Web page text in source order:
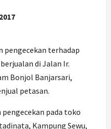
pengecekan terhadap
di Jalan Ir.
Bonjol Banjarsari,
petasan.
pada toko
Kampung Sewu,